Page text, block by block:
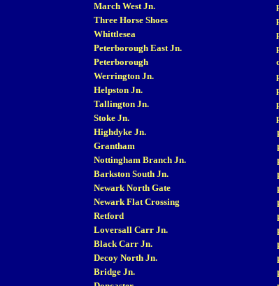
March West Jn.
Three Horse Shoes
Whittlesea
Peterborough East Jn.
Peterborough
Werrington Jn.
Helpston Jn.
Tallington Jn.
Stoke Jn.
Highdyke Jn.
Grantham
Nottingham Branch Jn.
Barkston South Jn.
Newark North Gate
Newark Flat Crossing
Retford
Loversall Carr Jn.
Black Carr Jn.
Decoy North Jn.
Bridge Jn.